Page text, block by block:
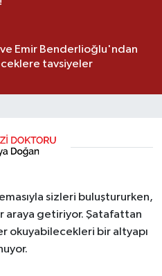
Emir Benderlioğlu'ndan
tavsiyeler
sizleri buluştururken,
araya getiriyor. Şatafattan
okuyabilecekleri bir altyapı